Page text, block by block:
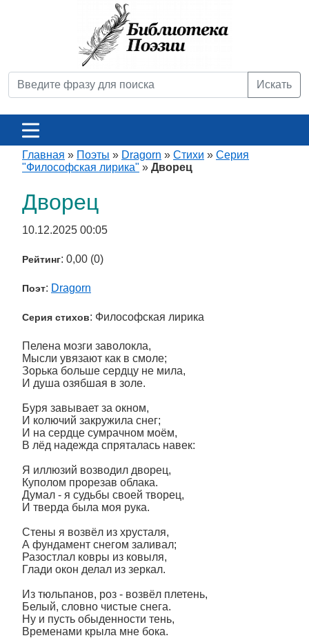
Искать
Главная » Поэты » Dragorn » Стихи » Серия
"Философская лирика" » Дворец
Дворец
10.12.2025 00:05
Рейтинг: 0,00 (0)
Поэт: Dragorn
Серия стихов: Философская лирика
Пелена мозги заволокла,
Мысли увязают как в смоле;
Зорька больше сердцу не мила,
И душа озябшая в золе.
Буря завывает за окном,
И колючий закружила снег;
И на сердце сумрачном моём,
В лёд надежда спряталась навек:
Я иллюзий возводил дворец,
Куполом прорезав облака.
Думал - я судьбы своей творец,
И тверда была моя рука.
Стены я возвёл из хрусталя,
А фундамент снегом заливал;
Разостлал ковры из ковыля,
Глади окон делал из зеркал.
Из тюльпанов, роз - возвёл плетень,
Белый, словно чистые снега.
Ну и пусть обыденности тень,
Временами крыла мне бока.